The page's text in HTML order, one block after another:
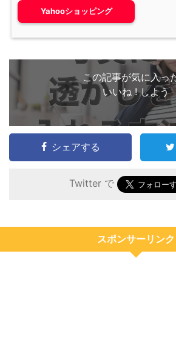
Yahooショッピング
この記事が気に入っ
いいね ! しよう
シェアする
Twitter で
スポンサーリンク